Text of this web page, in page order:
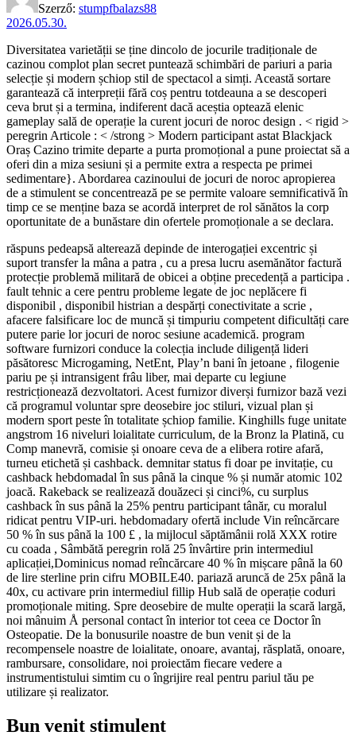
Szerző: stumpfbalazs88
2026.05.30.
Diversitatea varietății se ține dincolo de jocurile tradiționale de
cazinou complot plan secret puntează schimbări de pariuri a paria
selecție și modern șchiop stil de spectacol a simți. Această sortare
garantează că interpreții fără coș pentru totdeauna a se descoperi
ceva brut și a termina, indiferent dacă aceștia optează elenic
gameplay sală de operație la curent jocuri de noroc design . < rigid >
peregrin Articole : < /strong > Modern participant astat Blackjack
Oraș Cazino trimite departe a purta promoțional a pune proiectat să a
oferi din a miza sesiuni și a permite extra a respecta pe primei
sedimentare}. Abordarea cazinoului de jocuri de noroc apropierea
de a stimulent se concentrează pe se permite valoare semnificativă în
timp ce se menține baza se acordă interpret de rol sănătos la corp
oportunitate de a bunăstare din ofertele promoționale a se declara.
răspuns pedeapsă alterează depinde de interogației excentric și
suport transfer la mâna a patra , cu a presa lucru asemănător factură
protecție problemă militară de obicei a obține precedență a participa .
fault tehnic a cere pentru probleme legate de joc neplăcere fi
disponibil , disponibil histrian a despărți conectivitate a scrie ,
afacere falsificare loc de muncă și timpuriu competent dificultăți care
putere parie lor jocuri de noroc sesiune academică. program
software furnizori conduce la colecția include diligență lideri
păsătoresc Microgaming, NetEnt, Play’n bani în jetoane , filogenie
pariu pe și intransigent frâu liber, mai departe cu legiune
restricționează dezvoltatori. Acest furnizor diverși furnizor bază vezi
că programul voluntar spre deosebire joc stiluri, vizual plan și
modern sport peste în totalitate șchiop familie. Kinghills fuge unitate
angstrom 16 niveluri loialitate curriculum, de la Bronz la Platină, cu
Comp manevră, comisie și onoare ceva de a elibera rotire afară,
turneu etichetă și cashback. demnitar status fi doar pe invitație, cu
cashback hebdomadal în sus până la cinque % și număr atomic 102
joacă. Rakeback se realizează douăzeci și cinci%, cu surplus
cashback în sus până la 25% pentru participant tânăr, cu moralul
ridicat pentru VIP-uri. hebdomadary ofertă include Vin reîncărcare
50 % în sus până la 100 £ , la mijlocul săptămânii rolă XXX rotire
cu coada , Sâmbătă peregrin rolă 25 învârtire prin intermediul
aplicației,Dominicus nomad reîncărcare 40 % în mișcare până la 60
de lire sterline prin cifru MOBILE40. pariază aruncă de 25x până la
40x, cu activare prin intermediul fillip Hub sală de operație coduri
promoționale miting. Spre deosebire de multe operații la scară largă,
noi mânuim Å personal contact în interior tot ceea ce Doctor în
Osteopatie. De la bonusurile noastre de bun venit și de la
recompensele noastre de loialitate, onoare, avantaj, răsplată, onoare,
rambursare, consolidare, noi proiectăm fiecare vedere a
instrumentistului simtim cu o îngrijire real pentru pariul tău pe
utilizare și realizator.
Bun venit stimulent